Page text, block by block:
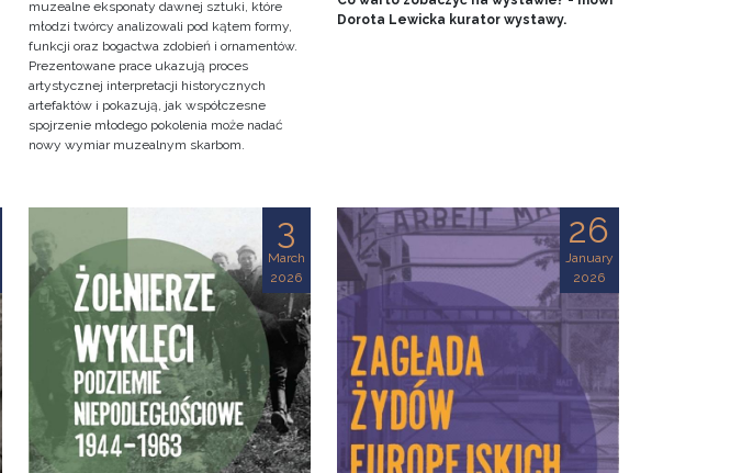
muzealne eksponaty dawnej sztuki, które
młodzi twórcy analizowali pod kątem formy,
funkcji oraz bogactwa zdobień i ornamentów.
Prezentowane prace ukazują proces
artystycznej interpretacji historycznych
artefaktów i pokazują, jak współczesne
spojrzenie młodego pokolenia może nadać
nowy wymiar muzealnym skarbom.
Dorota Lewicka kurator wystawy.
3
March
2026
26
January
2026